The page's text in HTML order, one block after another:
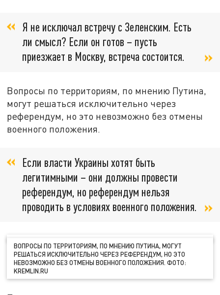
Я не исключал встречу с Зеленским. Есть
ли смысл? Если он готов – пусть
приезжает в Москву, встреча состоится.
Вопросы по территориям, по мнению Путина,
могут решаться исключительно через
референдум, но это невозможно без отмены
военного положения.
Если власти Украины хотят быть
легитимными – они должны провести
референдум, но референдум нельзя
проводить в условиях военного положения.
ВОПРОСЫ ПО ТЕРРИТОРИЯМ, ПО МНЕНИЮ ПУТИНА, МОГУТ
РЕШАТЬСЯ ИСКЛЮЧИТЕЛЬНО ЧЕРЕЗ РЕФЕРЕНДУМ, НО ЭТО
НЕВОЗМОЖНО БЕЗ ОТМЕНЫ ВОЕННОГО ПОЛОЖЕНИЯ. ФОТО:
KREMLIN.RU